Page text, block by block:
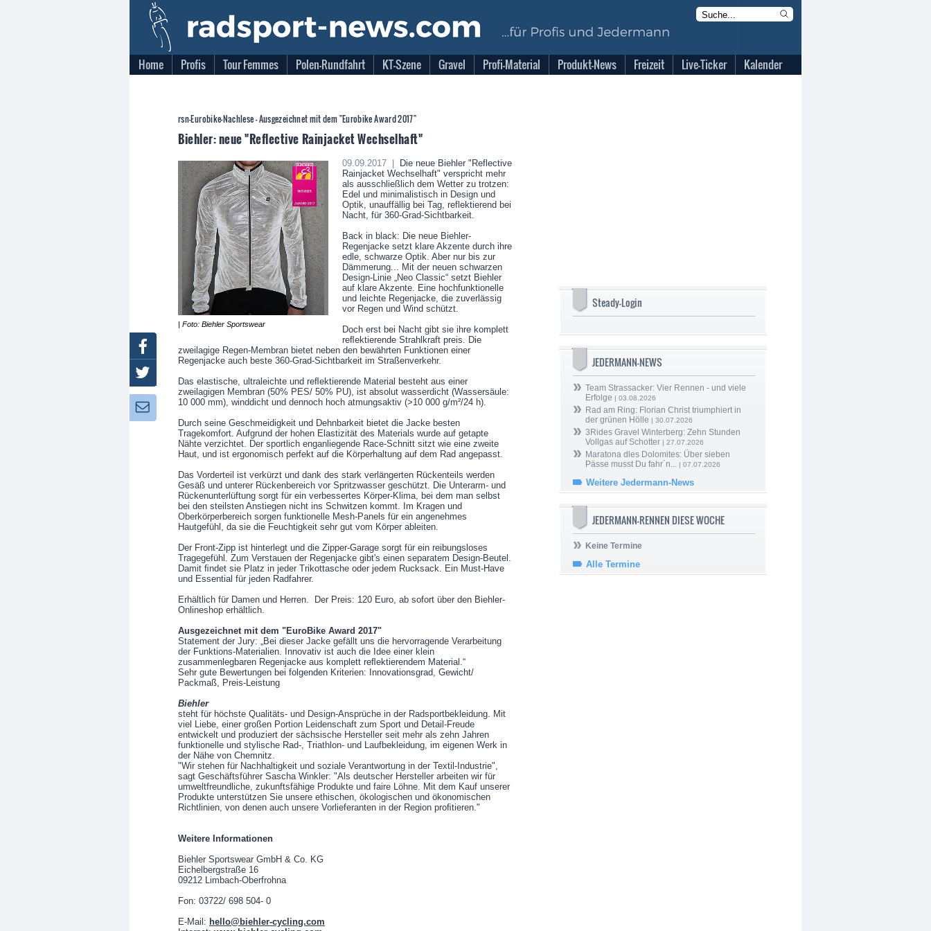
Home Profis Tour Femmes Polen-Rundfahrt KT-Szene Gravel Profi-Material Produkt-News Freizeit Live-Ticker Kalender
rsn-Eurobike-Nachlese - Ausgezeichnet mit dem "Eurobike Award 2017"
Biehler: neue "Reflective Rainjacket Wechselhaft"
| Foto: Biehler Sportswear
09.09.2017 |
Die neue Biehler "Reflective
Rainjacket Wechselhaft" verspricht mehr
als ausschließlich dem Wetter zu trotzen:
Edel und minimalistisch in Design und
Optik, unauffällig bei Tag, reflektierend bei
Nacht, für 360-Grad-Sichtbarkeit.
Back in black: Die neue Biehler-
Regenjacke setzt klare Akzente durch ihre
edle, schwarze Optik. Aber nur bis zur
Dämmerung... Mit der neuen schwarzen
Design-Linie „Neo Classic“ setzt Biehler
auf klare Akzente. Eine hochfunktionelle
und leichte Regenjacke, die zuverlässig
vor Regen und Wind schützt.
Doch erst bei Nacht gibt sie ihre komplett
reﬂektierende Strahlkraft preis. Die
zweilagige Regen-Membran bietet neben den bewährten Funktionen einer
Regenjacke auch beste 360-Grad-Sichtbarkeit im Straßenverkehr.
Das elastische, ultraleichte und reﬂektierende Material besteht aus einer
zweilagigen Membran (50% PES/ 50% PU), ist absolut wasserdicht (Wassersäule:
10 000 mm), winddicht und dennoch hoch atmungsaktiv (>10 000 g/m²/24 h).
Durch seine Geschmeidigkeit und Dehnbarkeit bietet die Jacke besten
Tragekomfort. Aufgrund der hohen Elastizität des Materials wurde auf getapte
Nähte verzichtet. Der sportlich enganliegende Race-Schnitt sitzt wie eine zweite
Haut, und ist ergonomisch perfekt auf die Körperhaltung auf dem Rad angepasst.
Das Vorderteil ist verkürzt und dank des stark verlängerten Rückenteils werden
Gesäß und unterer Rückenbereich vor Spritzwasser geschützt. Die Unterarm- und
Rückenunterlüftung sorgt für ein verbessertes Körper-Klima, bei dem man selbst
bei den steilsten Anstiegen nicht ins Schwitzen kommt. Im Kragen und
Oberkörperbereich sorgen funktionelle Mesh-Panels für ein angenehmes
Hautgefühl, da sie die Feuchtigkeit sehr gut vom Körper ableiten.
Der Front-Zipp ist hinterlegt und die Zipper-Garage sorgt für ein reibungsloses
Tragegefühl. Zum Verstauen der Regenjacke gibt's einen separatem Design-Beutel.
Damit ﬁndet sie Platz in jeder Trikottasche oder jedem Rucksack. Ein Must-Have
und Essential für jeden Radfahrer.
Erhältlich für Damen und Herren. Der Preis: 120 Euro, ab sofort über den Biehler-
Onlineshop erhältlich.
Ausgezeichnet mit dem "EuroBike Award 2017"
Statement der Jury: „Bei dieser Jacke gefällt uns die hervorragende Verarbeitung
der Funktions-Materialien. Innovativ ist auch die Idee einer klein
zusammenlegbaren Regenjacke aus komplett reﬂektierendem Material.“
Sehr gute Bewertungen bei folgenden Kriterien: Innovationsgrad, Gewicht/
Packmaß, Preis-Leistung
Biehler
steht für höchste Qualitäts- und Design-Ansprüche in der Radsportbekleidung. Mit
viel Liebe, einer großen Portion Leidenschaft zum Sport und Detail-Freude
entwickelt und produziert der sächsische Hersteller seit mehr als zehn Jahren
funktionelle und stylische Rad-, Triathlon- und Laufbekleidung, im eigenen Werk in
der Nähe von Chemnitz.
"Wir stehen für Nachhaltigkeit und soziale Verantwortung in der Textil-Industrie",
sagt Geschäftsführer Sascha Winkler: "Als deutscher Hersteller arbeiten wir für
umweltfreundliche, zukunftsfähige Produkte und faire Löhne. Mit dem Kauf unserer
Produkte unterstützen Sie unsere ethischen, ökologischen und ökonomischen
Richtlinien, von denen auch unsere Vorlieferanten in der Region proﬁtieren."
Weitere Informationen
Biehler Sportswear GmbH & Co. KG
Eichelbergstraße 16
09212 Limbach-Oberfrohna
Fon: 03722/ 698 504- 0
E-Mail: hello@biehler-cycling.com
Steady-Login
JEDERMANN-NEWS
Team Strassacker: Vier Rennen - und viele
Erfolge | 03.08.2026
Rad am Ring: Florian Christ triumphiert in
der grünen Hölle | 30.07.2026
3Rides Gravel Winterberg: Zehn Stunden
Vollgas auf Schotter | 27.07.2026
Maratona dles Dolomites: Über sieben
Pässe musst Du fahr´n... | 07.07.2026
Weitere Jedermann-News
JEDERMANN-RENNEN DIESE WOCHE
Keine Termine
Alle Termine
Facebook
Newsletter: